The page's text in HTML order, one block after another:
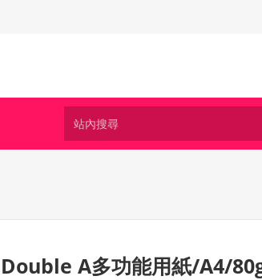
Double A多功能用紙/A4/